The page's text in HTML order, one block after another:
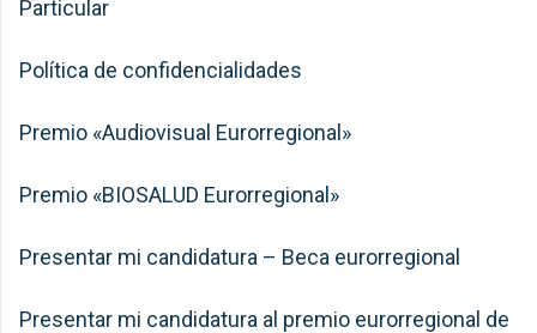
Particular
Política de confidencialidades
Premio «Audiovisual Eurorregional»
Premio «BIOSALUD Eurorregional»
Presentar mi candidatura – Beca eurorregional
Presentar mi candidatura al premio eurorregional de